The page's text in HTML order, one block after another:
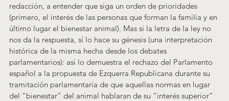
redacción, a entender que siga un orden de prioridades
(primero, el interés de las personas que forman la familia y en
último lugar el bienestar animal). Mas si la letra de la ley no
nos da la respuesta, sí lo hace su génesis (una interpretación
histórica de la misma hecha desde los debates
parlamentarios): así lo demuestra el rechazo del Parlamento
español a la propuesta de Ezquerra Republicana durante su
tramitación parlamentaria de que aquellas normas en lugar
del “bienestar” del animal hablaran de su “interés superior”